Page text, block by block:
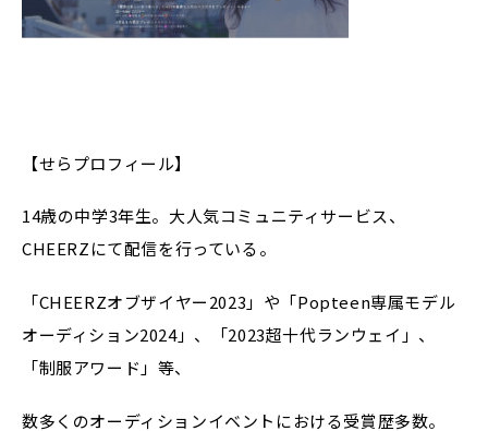
【せらプロフィール】
14歳の中学3年生。大人気コミュニティサービス、
CHEERZにて配信を行っている。
「CHEERZオブザイヤー2023」や「Popteen専属モデル
オーディション2024」、「2023超十代ランウェイ」、
「制服アワード」等、
数多くのオーディションイベントにおける受賞歴多数。